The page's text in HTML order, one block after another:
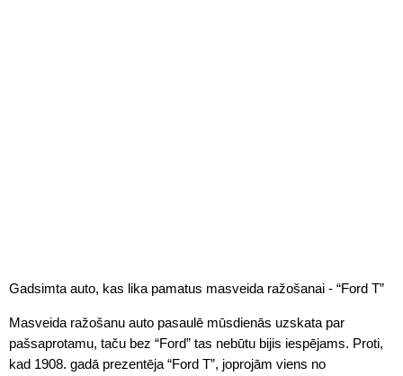
Gadsimta auto, kas lika pamatus masveida ražošanai - “Ford T”
Masveida ražošanu auto pasaulē mūsdienās uzskata par
pašsaprotamu, taču bez “Ford” tas nebūtu bijis iespējams. Proti,
kad 1908. gadā prezentēja “Ford T”, joprojām viens no